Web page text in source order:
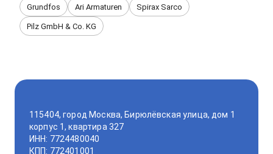
Grundfos Ari Armaturen Spirax Sarco
Pilz GmbH & Co. KG
115404, город Москва, Бирюлёвская улица, дом 1
корпус 1, квартира 327
ИНН: 7724480040
КПП: 772401001